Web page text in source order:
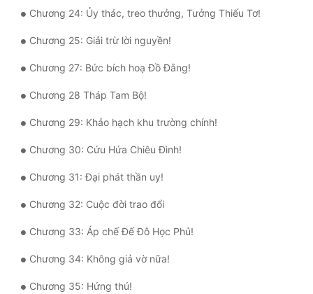
Đông Phương
Đông Phương Huyền Huyễn
Cẩu Đạo Trường Sinh
Ngự Thú
Chương 24: Ủy thác, treo thưởng, Tưởng Thiếu Tơ!
Chương 25: Giải trừ lời nguyền!
Chương 27: Bức bích hoạ Đồ Đằng!
Chương 28 Tháp Tam Bộ!
Chương 29: Khảo hạch khu trường chính!
Chương 30: Cứu Hứa Chiêu Đình!
Chương 31: Đại phát thần uy!
Chương 32: Cuộc đời trao đổi
Chương 33: Áp chế Đế Đô Học Phủ!
Chương 34: Không giả vờ nữa!
Chương 35: Hứng thú!